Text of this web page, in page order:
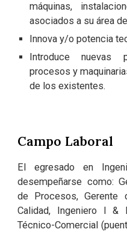
máquinas,
asociados a su área
Innova y/o potencia
Introduce nuevas
procesos y
de los existentes.
Campo Laboral
El egresado en
desempeñarse como:
de Procesos, Gerente
Calidad, Ingeniero I &
Técnico-Comercial